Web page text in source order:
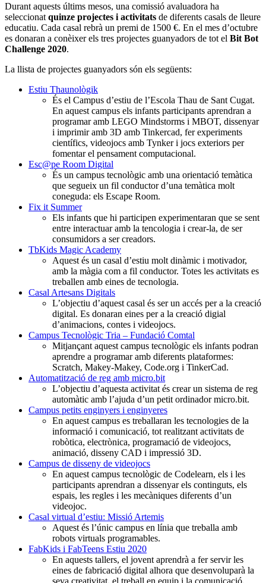
Durant aquests últims mesos, una comissió avaluadora ha
seleccionat quinze projectes i activitats de diferents casals de lleure
educatiu. Cada casal rebrà un premi de 1500 €. En el mes d’octubre
es donaran a conèixer els tres projectes guanyadors de tot el Bit Bot
Challenge 2020.
La llista de projectes guanyadors són els següents:
Estiu Thaunològik
És el Campus d’estiu de l’Escola Thau de Sant Cugat.
En aquest campus els infants participants aprendran a
programar amb LEGO Mindstorms i MBOT, dissenyar
i imprimir amb 3D amb Tinkercad, fer experiments
científics, videojocs amb Tynker i jocs exteriors per
fomentar el pensament computacional.
Esc@pe Room Digital
És un campus tecnològic amb una orientació temàtica
que segueix un fil conductor d’una temàtica molt
coneguda: els Escape Room.
Fix it Summer
Els infants que hi participen experimentaran que se sent
entre interactuar amb la tencologia i crear-la, de ser
consumidors a ser creadors.
TbKids Magic Academy
Aquest és un casal d’estiu molt dinàmic i motivador,
amb la màgia com a fil conductor. Totes les activitats es
treballen amb eines de tecnologia.
Casal Artesans Digitals
L’objectiu d’aquest casal és ser un accés per a la creació
digital. Es donaran eines per a la creació digial
d’animacions, contes i videojocs.
Campus Tecnològic Tria – Fundació Comtal
Mitjançant aquest campus tecnològic els infants podran
aprendre a programar amb diferents plataformes:
Scratch, Makey-Makey, Code.org i TinkerCad.
Automatització de reg amb micro.bit
L’objectiu d’aquesta activitat és crear un sistema de reg
automàtic amb l’ajuda d’un petit ordinador micro.bit.
Campus petits enginyers i enginyeres
En aquest campus es treballaran les tecnologies de la
informació i comunicació, tot realitzant activitats de
robòtica, electrònica, programació de videojocs,
animació, disseny CAD i impressió 3D.
Campus de disseny de videojocs
En aquest campus tecnològic de Codelearn, els i les
participants aprendran a dissenyar els continguts, els
espais, les regles i les mecàniques diferents d’un
videojoc.
Casal virtual d’estiu: Missió Artemis
Aquest és l’únic campus en línia que treballa amb
robots virtuals programables.
FabKids i FabTeens Estiu 2020
En aquests tallers, el jovent aprendrà a fer servir les
eines de fabricació digital alhora que desenvoluparà la
seva creativitat, el treball en equip i la comunicació.